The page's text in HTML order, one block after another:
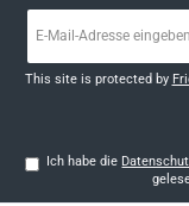
Mail-
*
This site is protected by
Ich habe die